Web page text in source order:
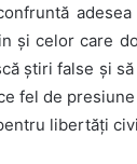
și celor care
știri false și
fel de
libertăți